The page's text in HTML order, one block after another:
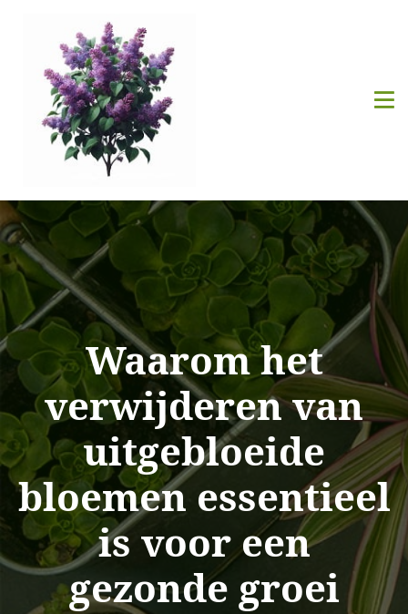
Waarom het
verwijderen van
uitgebloeide
bloemen essentieel
is voor een
gezonde groei